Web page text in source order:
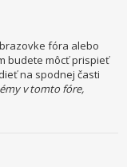
fóra alebo
budete môcť prispieť
na spodnej časti
v tomto fóre,